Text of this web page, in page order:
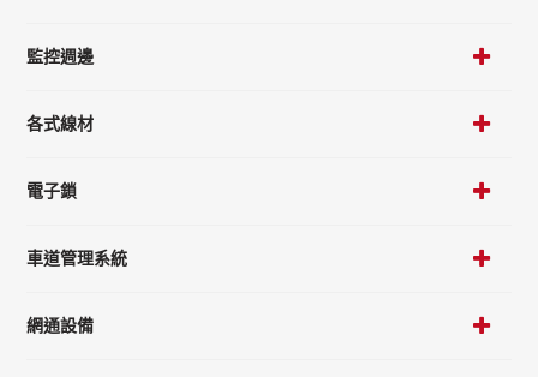
監控週邊
各式線材
電子鎖
車道管理系統
網通設備